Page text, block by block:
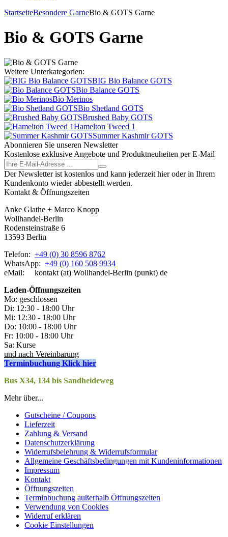
StartseiteBesondere GarneBio & GOTS Garne
Bio & GOTS Garne
Weitere Unterkategorien:
BIG Bio Balance GOTS
Bio Balance GOTS
Bio Merinos
Bio Shetland GOTS
Brushed Baby GOTS
Hamelton Tweed 1
Summer Kashmir GOTS
Abonnieren Sie unseren Newsletter
Kostenlose exklusive Angebote und Produktneuheiten per E-Mail
Der Newsletter ist kostenlos und kann jederzeit hier oder in Ihrem
Kundenkonto wieder abbestellt werden.
Kontakt & Öffnungszeiten
Anke Glathe + Marco Knopp
Wollhandel-Berlin
Rodensteinstraße 6
13593 Berlin
Telefon: +49 (0) 30 8596 8762
WhatsApp: +49 (0) 160 508 9934
eMail: kontakt (at) Wollhandel-Berlin (punkt) de
Laden-Öffnungszeiten
Mo: geschlossen
Di: 12:30 - 18:00 Uhr
Mi: 12:30 - 18:00 Uhr
Do: 10:00 - 18:00 Uhr
Fr: 10:00 - 18:00 Uhr
Sa: Kurse
und nach Vereinbarung
Terminbuchung Klick hier
Bus X34, 134 bis Sandheideweg
Mehr über...
Gutscheine / Coupons
Lieferzeit
Zahlung & Versand
Datenschutzerklärung
Widerrufsbelehrung & Widerrufsformular
Allgemeine Geschäftsbedingungen mit Kundeninformationen
Impressum
Kontakt
Öffnungszeiten
Terminbuchung außerhalb Öffnungszeiten
Verwendung von Cookies
Widerruf erklären
Cookie Einstellungen